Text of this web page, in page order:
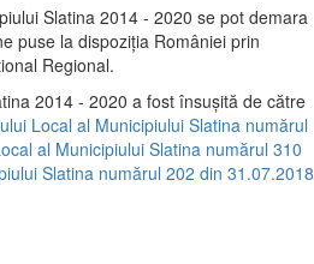
Slatina 2014 - 2020 se pot demara
puse la dispoziţia României prin
Regional.
2014 - 2020 a fost însuşită de către
Local al Municipiului Slatina numărul
al Municipiului Slatina numărul 310
Slatina numărul 202 din 31.07.2018